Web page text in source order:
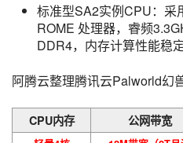
标准型SA2实例CPU：采
ROME 处理器，睿频
DDR4，内存计算性能稳定
阿腾云整理腾讯云Palworld幻
CPU内存 公网带宽